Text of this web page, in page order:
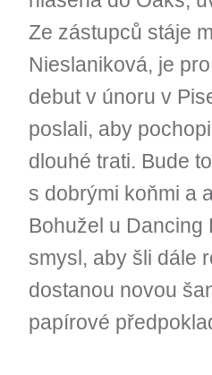
Ze zástupců stáje
Nieslaniková, je
debut v únoru v
poslali, aby
dlouhé trati. Bude
s dobrými koňmi a
Bohužel u Dancing
smysl, aby šli dále
dostanou novou
papírové